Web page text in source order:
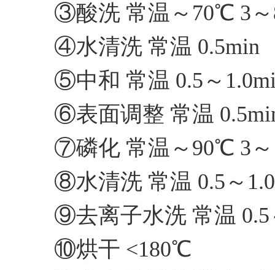
③酸洗 常温～70℃ 3
④水清洗 常温 0.5min
⑤中和 常温 0.5～
⑥表面调整 常温
⑦磷化 常温～90℃ 3
⑧水清洗 常温 0.5～
⑨去离子水洗 常温
⑩烘干 <180℃